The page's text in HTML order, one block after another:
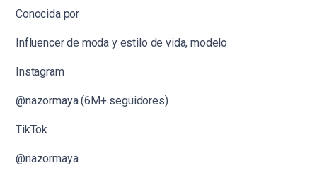
Conocida por
Influencer de moda y estilo de vida, modelo
Instagram
@nazormaya (6M+ seguidores)
TikTok
@nazormaya